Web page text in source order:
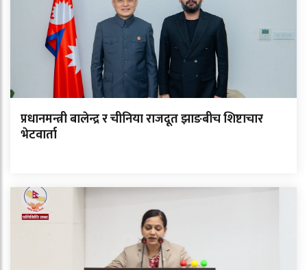
प्रधानमन्त्री बालेन्द्र र चीनिया राजदूत झाङबीच शिष्टाचार
भेटवार्ता